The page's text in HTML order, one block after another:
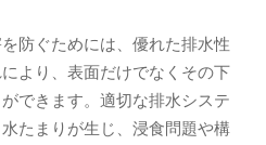
防ぐためには、優れた排水性
より、表面だけでなくその下
できます。適切な排水システ
たまりが生じ、浸食問題や構